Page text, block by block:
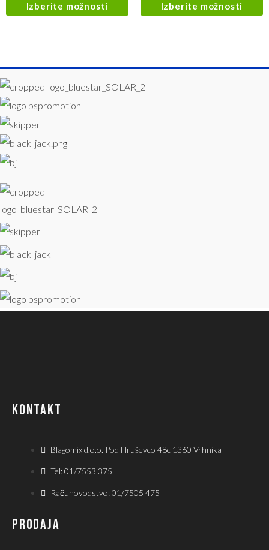
Izberite možnosti Izberite možnosti
KONTAKT
Blagomix d.o.o. Pod Hruševco 48c 1360 Vrhnika
Tel: 01/7553 375
Računovodstvo: 01/7505 475
PRODAJA